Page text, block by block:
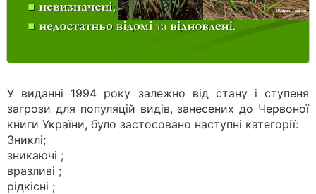
У виданні 1994 року залежно від стану і ступеня
загрози для популяцій видів, занесених до Червоної
книги України, було застосовано наступні категорії:
Зниклі;
зникаючі ;
вразливі ;
рідкісні ;